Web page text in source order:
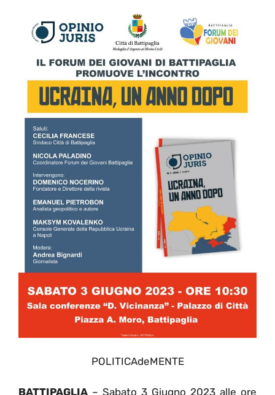
POLITICAdeMENTE
BATTIPAGLIA – Sabato 3 Giugno 2023 alle ore